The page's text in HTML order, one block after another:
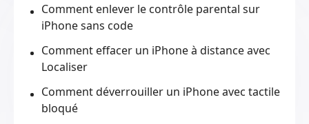
Comment enlever le contrôle parental sur
iPhone sans code
Comment effacer un iPhone à distance avec
Localiser
Comment déverrouiller un iPhone avec tactile
bloqué